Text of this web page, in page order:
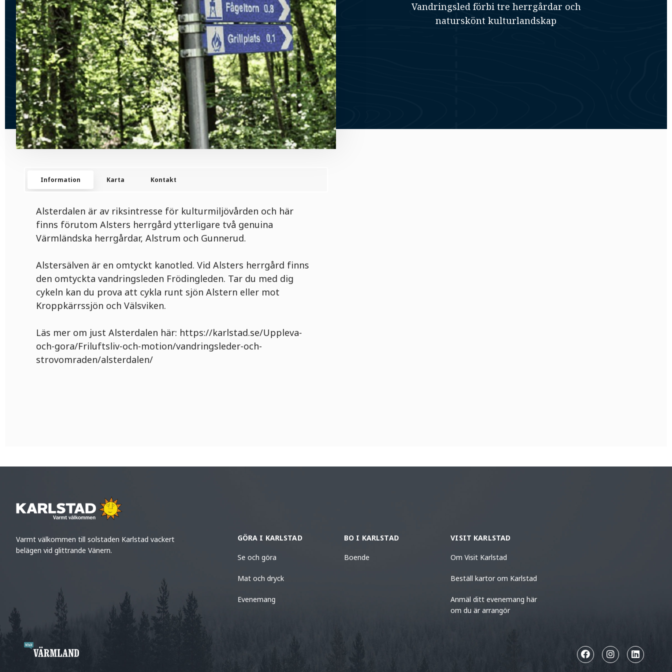
Vandringsled förbi tre herrgårdar och
naturskönt kulturlandskap
Information Karta Kontakt
Alsterdalen är av riksintresse för kulturmiljövården och här
finns förutom Alsters herrgård ytterligare två genuina
Värmländska herrgårdar, Alstrum och Gunnerud.
Alstersälven är en omtyckt kanotled. Vid Alsters herrgård finns
den omtyckta vandringsleden Frödingleden. Tar du med dig
cykeln kan du prova att cykla runt sjön Alstern eller mot
Kroppkärrssjön och Välsviken.
Läs mer om just Alsterdalen här: https://karlstad.se/Uppleva-
och-gora/Friluftsliv-och-motion/vandringsleder-och-
strovomraden/alsterdalen/
Varmt välkommen till solstaden Karlstad vackert
belägen vid glittrande Vänern.
GÖRA I KARLSTAD
Se och göra
Mat och dryck
Evenemang
BO I KARLSTAD
Boende
VISIT KARLSTAD
Om Visit Karlstad
Beställ kartor om Karlstad
Anmäl ditt evenemang här
om du är arrangör